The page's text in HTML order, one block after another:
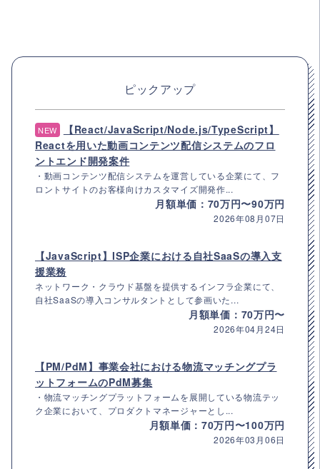
ピックアップ
NEW
【React/JavaScript/Node.js/TypeScript】
Reactを用いた動画コンテンツ配信システムのフロ
ントエンド開発案件
・動画コンテンツ配信システムを運営している企業にて、フ
ロントサイトのお客様向けカスタマイズ開発作...
月額単価：70万円〜90万円
2026年08月07日
【JavaScript】ISP企業における自社SaaSの導入支
援業務
ネットワーク・クラウド基盤を提供するインフラ企業にて、
自社SaaSの導入コンサルタントとして参画いた...
月額単価：70万円〜
2026年04月24日
【PM/PdM】事業会社における物流マッチングプラ
ットフォームのPdM募集
・物流マッチングプラットフォームを展開している物流テッ
ク企業において、プロダクトマネージャーとし...
月額単価：70万円〜100万円
2026年03月06日